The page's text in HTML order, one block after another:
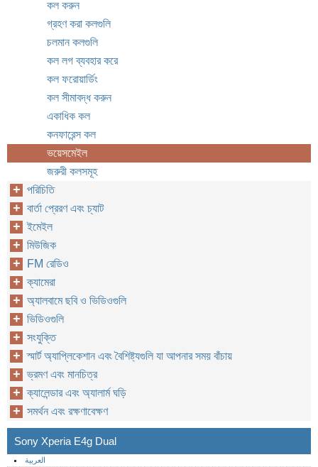
কল করুন
গ্রহণ করা কলগুলি
চলমান কলগুলি
কল লগ ব্যবহার করে
কল ফরোয়ার্ডিং
কল সীমাবদ্ধ করুন
একাধিক কল
কনফারেন্স কল
ভয়েসমেইল
জরুরী কলসমূহ
পরিচিতি
বার্তা প্রেরণ এবং চ্যাট
ইমেইল
মিউজিক
FM রেডিও
ক্যামেরা
অ্যালবামে ছবি ও ভিডিওগুলি
ভিডিওগুলি
সংযুক্তি
স্মার্ট অ্যাপ্লিকেশান এবং বৈশিষ্ট্যগুলি যা আপনার সময় বাঁচায়
ভ্রমণ এবং মানচিত্র
ক্যালেন্ডার এবং অ্যালার্ম ঘড়ি
সমর্থন এবং রক্ষণাবেক্ষণ
Sony Xperia E4g Dual
العربية